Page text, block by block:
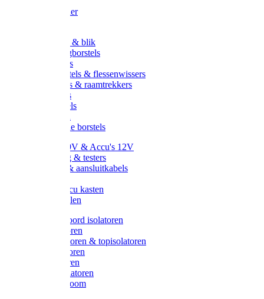
Schuurpapier
Handveger & blik
Voetenveegborstels
Handvegers
Afwasborstels & flessenwissers
Wasborstels & raamtrekkers
Tonborstels
Werkborstels
Hygienische borstels
Batterijen 9V & Accu's 12V
Beveiliging & testers
Kabelsets & aansluitkabels
Metalen accu kasten
Zonnepanelen
Draad & koord isolatoren
Ringisolatoren
Extra isolatoren & topisolatoren
Hoekisolatoren
Lintisolatoren
Afstandisolatoren
Isolatorenboom